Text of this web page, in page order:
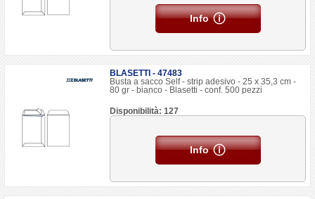
Info
BLASETTI - 47483
Busta a sacco Self - strip adesivo - 25 x 35,3 cm -
80 gr - bianco - Blasetti - conf. 500 pezzi
Disponibilità: 127
Info